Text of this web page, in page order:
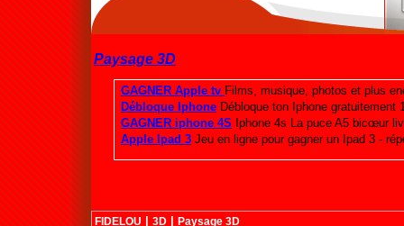
Paysage 3D
FIDELOU | 3D | Paysage 3D